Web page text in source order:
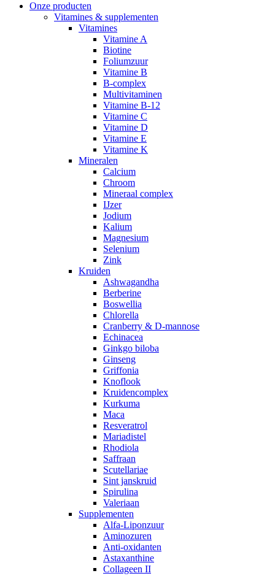
Onze producten
Vitamines & supplementen
Vitamines
Vitamine A
Biotine
Foliumzuur
Vitamine B
B-complex
Multivitaminen
Vitamine B-12
Vitamine C
Vitamine D
Vitamine E
Vitamine K
Mineralen
Calcium
Chroom
Mineraal complex
IJzer
Jodium
Kalium
Magnesium
Selenium
Zink
Kruiden
Ashwagandha
Berberine
Boswellia
Chlorella
Cranberry & D-mannose
Echinacea
Ginkgo biloba
Ginseng
Griffonia
Knoflook
Kruidencomplex
Kurkuma
Maca
Resveratrol
Mariadistel
Rhodiola
Saffraan
Scutellariae
Sint janskruid
Spirulina
Valeriaan
Supplementen
Alfa-Liponzuur
Aminozuren
Anti-oxidanten
Astaxanthine
Collageen II